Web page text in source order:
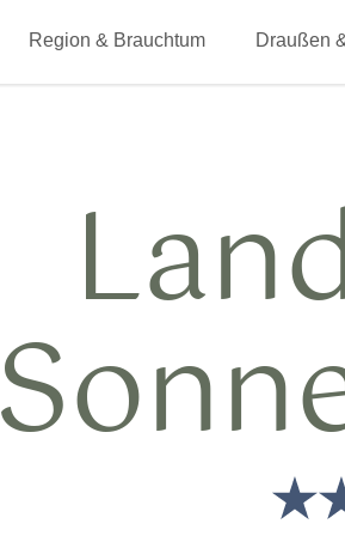
Region & Brauchtum Draußen